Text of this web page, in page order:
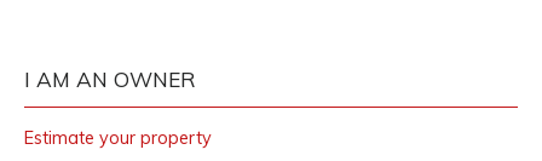
I AM AN OWNER
Estimate your property